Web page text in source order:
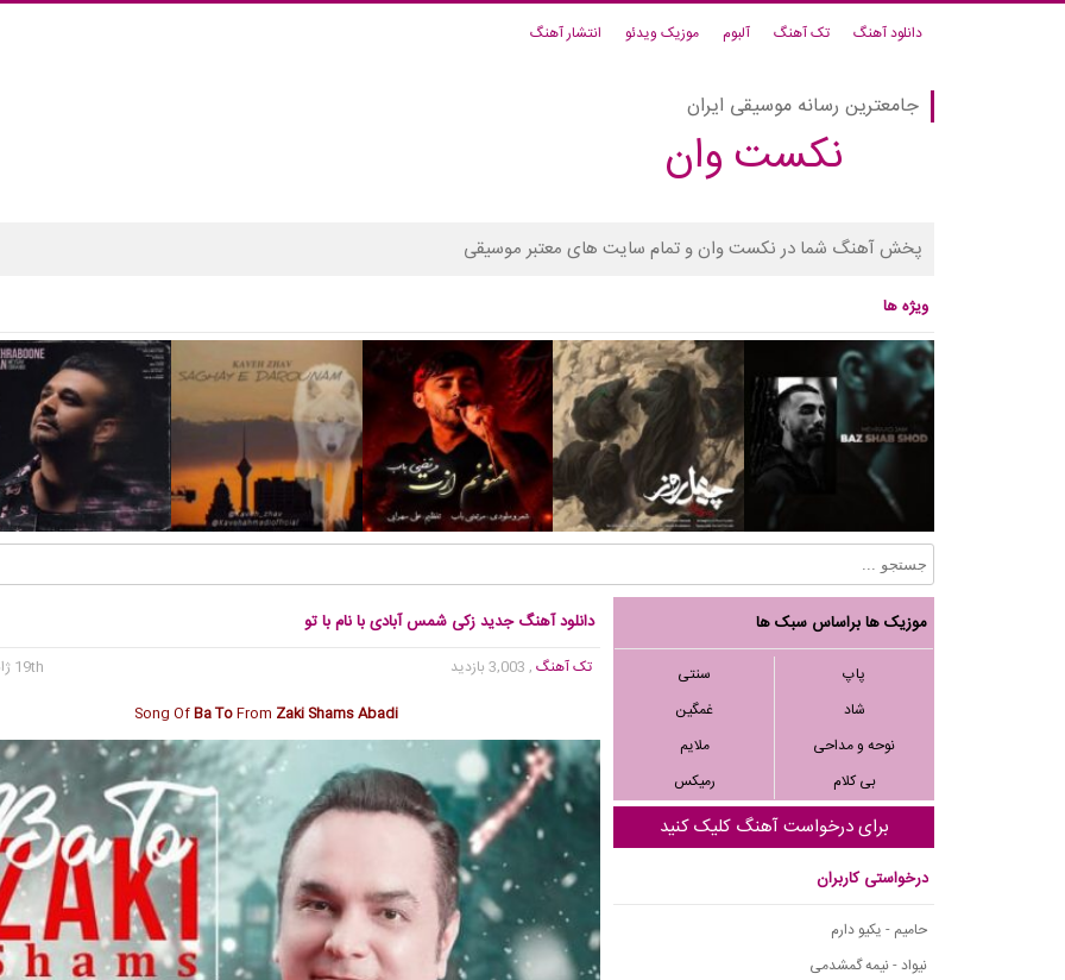
دانلود آهنگ تک آهنگ آلبوم موزیک ویدئو انتشار آهنگ
جامعترین رسانه موسیقی ایران
نکست وان
پخش آهنگ شما در نکست وان و تمام سایت های معتبر موسیقی
ویژه ها
موزیک ها براساس سبک ها
پاپ
سنتی
شاد
غمگین
نوحه و مداحی
ملایم
بی کلام
رمیکس
برای درخواست آهنگ کلیک کنید
درخواستی کاربران
حامیم - یکیو دارم
نیواد - نیمه گمشدمی
دانلود آهنگ جدید زکی شمس آبادی با نام با تو
تک آهنگ, 3,003 بازدید
19th ژانویه 2020
Song OfBa ToFrom Zaki Shams Abadi